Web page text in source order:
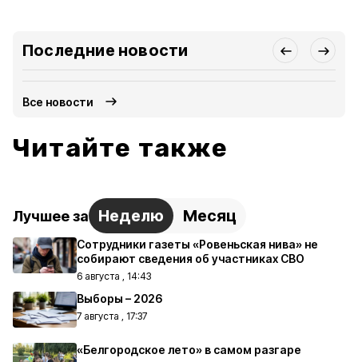
Последние новости
Все новости
Читайте также
Лучшее за Неделю Месяц
Сотрудники газеты «Ровеньская нива» не
собирают сведения об участниках СВО
6 августа , 14:43
Выборы – 2026
7 августа , 17:37
«Белгородское лето» в самом разгаре